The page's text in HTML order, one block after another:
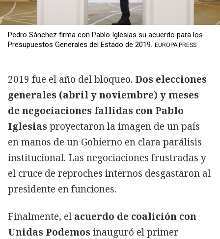
Pedro Sánchez firma con Pablo Iglesias su acuerdo para los
Presupuestos Generales del Estado de 2019. EUROPA PRESS
2019 fue el año del bloqueo. Dos elecciones
generales (abril y noviembre) y meses
de negociaciones fallidas con Pablo
Iglesiasproyectaron la imagen de un país
en manos de un Gobierno en clara parálisis
institucional. Las negociaciones frustradas y
el cruce de reproches internos desgastaron al
presidente en funciones.
Finalmente, el acuerdo de coalición con
Unidas Podemosinauguró el primer